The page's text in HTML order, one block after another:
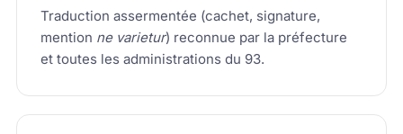
Traduction assermentée (cachet, signature,
mention ne varietur) reconnue par la préfecture
et toutes les administrations du 93.